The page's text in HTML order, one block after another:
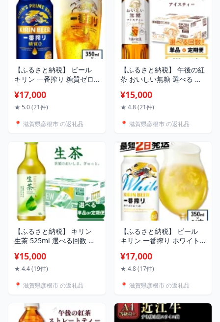
【ふるさと納税】 ビール
キリン 一番搾り 糖質ゼロ
麒麟 KIRIN 350 24 麦酒 ケ
ース 缶 ビール 缶ビール お
BBQ バーベキュー ギフト
歳暮 人気 滋賀 彦根
¥17,000
★ 5.0 (21件)
📍 滋賀県彦根市 の返礼品
【ふるさと納税】 午後の紅
茶 おいしい無糖 選べる 容
ペットボトル キリン ペッ
ト PET 紅茶 午後ティー 無
ティー ドリンク 飲料 飲み
500 24 KIRIN 麒麟 滋賀 彦
根
¥15,000
★ 4.8 (21件)
📍 滋賀県彦根市 の返礼品
【ふるさと納税】 キリン
生茶 525ml 選べる回数 ペ
ヶ月 6ヶ月 9ヶ月 12ヶ月 お
茶 茶 緑茶 飲料 飲み物 麒麟
リンク ソフトドリンク ケ
ジャー 差し入れ キャンプ
人気 おすすめ 滋賀 彦根
¥15,000
★ 4.4 (19件)
📍 滋賀県彦根市 の返礼品
【ふるさと納税】 ビール
キリン 一番搾り ホワイト
KIRIN お酒 酒 さけ 麦酒 缶
ビール 350ml 24缶 白ビー
市
¥17,000
★ 4.8 (17件)
📍 滋賀県彦根市 の返礼品